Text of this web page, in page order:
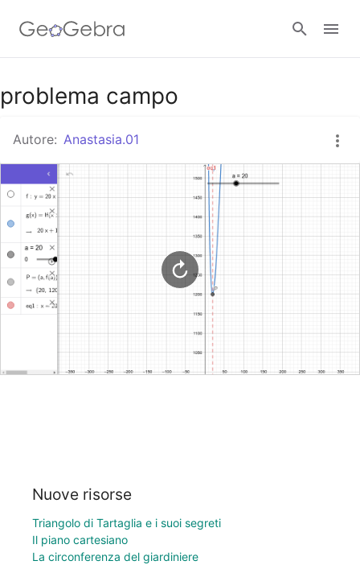
Google Classroom
GeoGebra Classroom
problema campo
Autore: Anastasia.01
Nuove risorse
Triangolo di Tartaglia e i suoi segreti
Il piano cartesiano
La circonferenza del giardiniere